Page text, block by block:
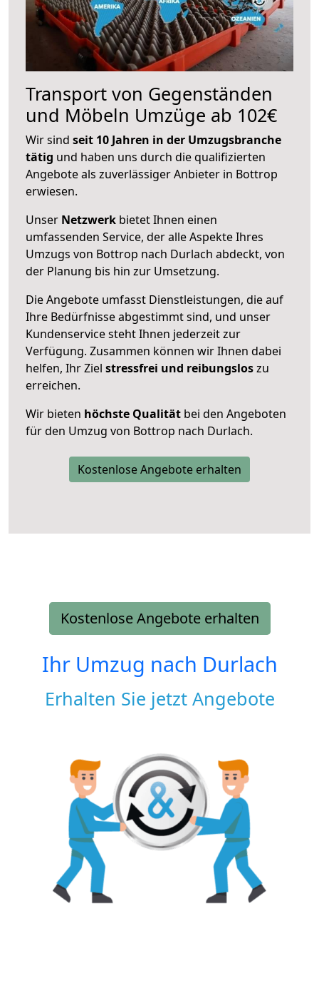
Transport von Gegenständen
und Möbeln Umzüge ab 102€
Wir sind seit 10 Jahren in der Umzugsbranche
tätig und haben uns durch die qualifizierten
Angebote als zuverlässiger Anbieter in Bottrop
erwiesen.
Unser Netzwerk bietet Ihnen einen
umfassenden Service, der alle Aspekte Ihres
Umzugs von Bottrop nach Durlach abdeckt, von
der Planung bis hin zur Umsetzung.
Die Angebote umfasst Dienstleistungen, die auf
Ihre Bedürfnisse abgestimmt sind, und unser
Kundenservice steht Ihnen jederzeit zur
Verfügung. Zusammen können wir Ihnen dabei
helfen, Ihr Ziel stressfrei und reibungsloszu
erreichen.
Wir bieten höchste Qualität bei den Angeboten
für den Umzug von Bottrop nach Durlach.
Kostenlose Angebote erhalten
Kostenlose Angebote erhalten
Ihr Umzug nach Durlach
Erhalten Sie jetzt Angebote